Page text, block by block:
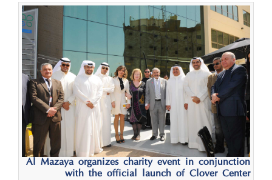
Al Mazaya organizes charity event in conjunction
with the official launch of Clover Center